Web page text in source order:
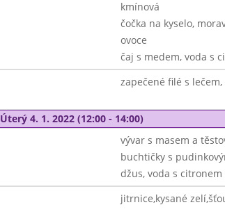
kmínová
čočka na kyselo,
ovoce
čaj s medem, voda s
zapečené filé s
Úterý 4. 1. 2022 (12:00 - 14:00)
vývar s masem a
buchtičky s
džus, voda s citronem
jitrnice,kysané